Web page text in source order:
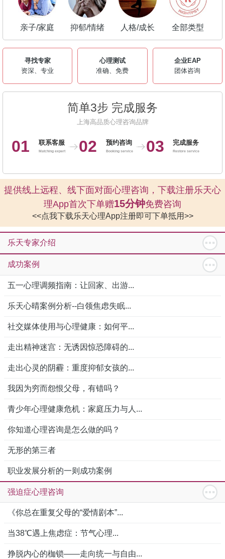
亲子/家庭 抑郁/情绪 人格/成长 全部类型
寻找专家
资深、专业
心理测试
准确、免费
企业EAP
团体咨询
简单3步 完成服务
上海高品质心理咨询品牌
01 联系客服
Matching expert 02 预约咨询
Booking service 03 完成服务
Restore service
提供线上远程、线下面对面心理咨询，下载注册乐天心
理App首次下单赠15分钟免费咨询
<<点我下载乐天心理App注册即可下单抵用>>
乐天专家介绍
成功案例
五一心理调频指南：让回家、出游...
乐天心晴案例分析--白领焦虑失眠...
社交媒体使用与心理健康：如何平...
走出精神迷宫：无诱因惊恐障碍的...
走出心灵的阴霾：重度抑郁女孩的...
我因为穷而怨恨父母，有错吗？
青少年心理健康危机：家庭压力与人...
你知道心理咨询是怎么做的吗？
无形的第三者
职业发展分析的一则成功案例
强迫症心理咨询
《你总在重复父母的“爱情剧本”...
当38℃遇上焦虑症：节气心理...
挣脱内心的枷锁——走向统一与自由...